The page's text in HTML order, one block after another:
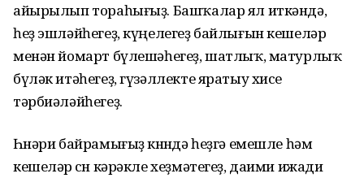
айырылып тораһығыҙ. Башҡалар ял иткәндә,
һеҙ эшләйһегеҙ, күңелегеҙ байлығын кешеләр
менән йомарт бүлешәһегеҙ, шатлыҡ, матурлыҡ
бүләк итәһегеҙ, гүзәллекте яратыу хисе
тәрбиәләйһегеҙ.
Һөнәри байрамығыҙ көнөндә һеҙгә емешле һәм
кешеләр өсөн кәрәкле хеҙмәтегеҙ, даими ижади